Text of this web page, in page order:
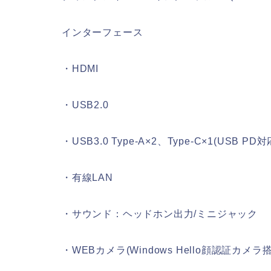
インターフェース
・HDMI
・USB2.0
・USB3.0 Type-A×2、Type-C×1(USB PD対
・有線LAN
・サウンド：ヘッドホン出力/ミニジャック
・WEBカメラ(Windows Hello顔認証カメラ